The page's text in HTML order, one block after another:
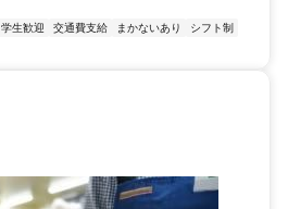
学生歓迎 交通費支給 まかないあり
シフト制